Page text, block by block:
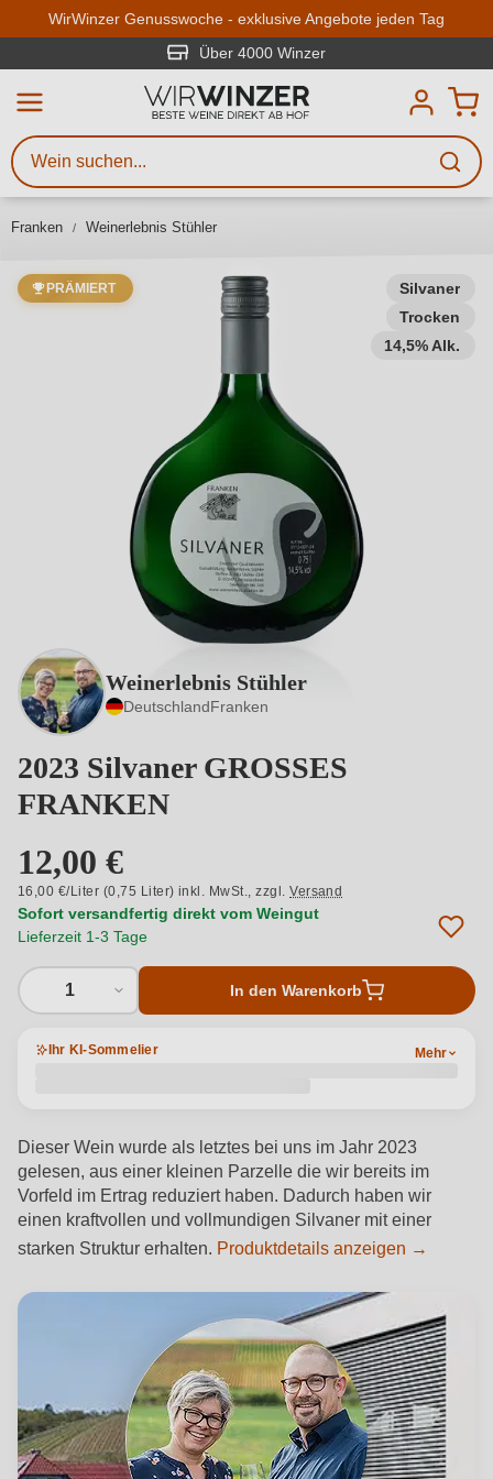
Zum Hauptinhalt springen
WirWinzer Genusswoche - exklusive Angebote jeden Tag
Über 4000 Winzer
Franken Weinerlebnis Stühler
Silvaner
Trocken
14,5% Alk.
PRÄMIERT
Weinerlebnis Stühler
DeutschlandFranken
2023 Silvaner GROSSES
FRANKEN
12,00 €
16,00 €/Liter (0,75 Liter) inkl. MwSt.,zzgl.Versand
Sofort versandfertig direkt vom Weingut
Lieferzeit 1-3 Tage
1 In den Warenkorb
Ihr KI-Sommelier Mehr
Dieser Wein wurde als letztes bei uns im Jahr 2023
gelesen, aus einer kleinen Parzelle die wir bereits im
Vorfeld im Ertrag reduziert haben. Dadurch haben wir
einen kraftvollen und vollmundigen Silvaner mit einer
starken Struktur erhalten. Produktdetails anzeigen →
Mindestens 3 Zeichen eingeben
Beschreiben Sie, welchen Wein
Anlass, Weinnamen, Rebsorte,
Kriterien.